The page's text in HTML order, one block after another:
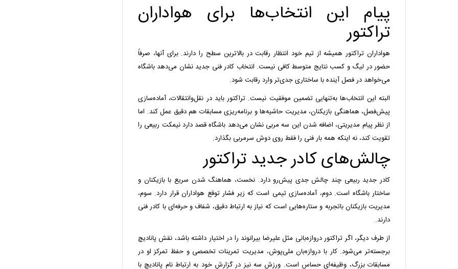
پیام این انتخاب‌ها برای هواداران
تراکتور
هواداران تراکتور همیشه از تیم خود انتظار رقابت در بالاترین سطح را دارند. برای آنها، صرفاً
حضور در لیگ و کسب نتایج متوسط کافی نیست. انتخاب کادر فنی جدید نشان می‌دهد باشگاه
می‌خواهد در فصل آینده با ساختاری جدی‌تر وارد رقابت شود.
البته این انتخاب‌ها به‌تنهایی تضمین موفقیت نیست. تراکتور باید در نقل‌وانتقالات، آماده‌سازی
پیش‌فصل، هماهنگی بازیکنان، مدیریت حاشیه‌ها و برنامه‌ریزی مسابقات هم دقیق عمل کند. اما
از نظر پیام مدیریتی، اضافه شدن این سه مربی نشان می‌دهد باشگاه قصد دارد نیمکت ربیعی را
تقویت کند، نه اینکه همه بار فنی را فقط روی دوش سرمربی بگذارد.
چالش‌های کادر جدید تراکتور
کادر جدید ربیعی چند چالش جدی پیش‌رو دارد. نخست، هماهنگ شدن سریع با بازیکنان و
ساختار باشگاه است. دوم، آماده‌سازی تیمی است که زیر فشار توقع هواداران قرار دارد. سوم،
مدیریت بازیکنان باتجربه و ستاره‌هایی است که نیاز به ارتباط دقیق، شفاف و حرفه‌ای با کادر فنی
دارند.
از طرف دیگر، اگر تراکتور دروازه‌بانی مثل علیرضا بیرانوند را در اختیار داشته باشد، نقش پانادیچ
برجسته‌تر می‌شود. کار با دروازه‌بان ملی‌پوش، مدیریت تمرینات تخصصی و حفظ تمرکز او در
مسابقات بزرگ، وظیفه‌ای حساس است. ورزش سه نیز در گزارش خود به ارتباط نام پانادیچ با